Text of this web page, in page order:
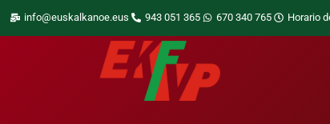
info@euskalkanoe.eus 943 051 365 670 340 765 Horario